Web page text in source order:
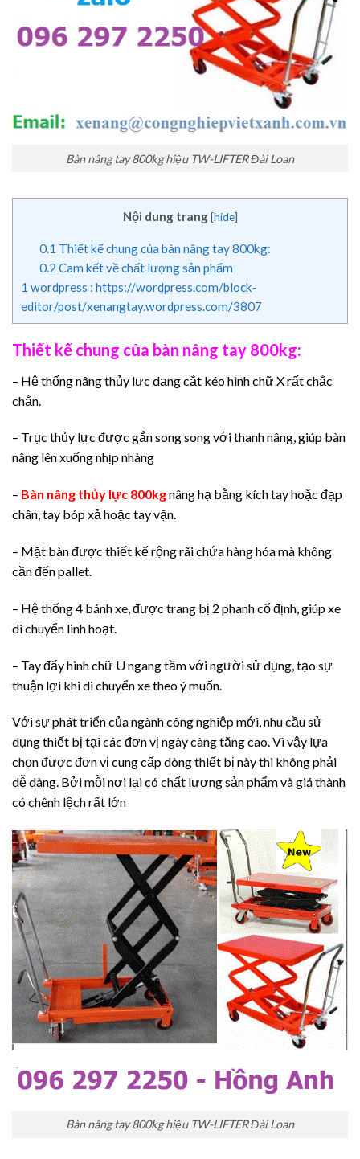
Bàn nâng tay 800kg hiệu TW-LIFTER Đài Loan
Nội dung trang [hide]
0.1 Thiết kế chung của bàn nâng tay 800kg:
0.2 Cam kết về chất lượng sản phẩm
1 wordpress : https://wordpress.com/block-
editor/post/xenangtay.wordpress.com/3807
Thiết kế chung của bàn nâng tay 800kg:
– Hệ thống nâng thủy lực dạng cắt kéo hình chữ X rất chắc
chắn.
– Trục thủy lực được gắn song song với thanh nâng, giúp bàn
nâng lên xuống nhịp nhàng
– Bàn nâng thủy lực 800kgnâng hạ bằng kích tay hoặc đạp
chân, tay bóp xả hoặc tay vặn.
– Mặt bàn được thiết kế rộng rãi chứa hàng hóa mà không
cần đến pallet.
– Hệ thống 4 bánh xe, được trang bị 2 phanh cố định, giúp xe
di chuyển linh hoạt.
– Tay đẩy hình chữ U ngang tầm với người sử dụng, tạo sự
thuận lợi khi di chuyển xe theo ý muốn.
Với sự phát triển của ngành công nghiệp mới, nhu cầu sử
dụng thiết bị tại các đơn vị ngày càng tăng cao. Vì vậy lựa
chọn được đơn vị cung cấp dòng thiết bị này thì không phải
dễ dàng. Bởi mỗi nơi lại có chất lượng sản phẩm và giá thành
có chênh lệch rất lớn
Bàn nâng tay 800kg hiệu TW-LIFTER Đài Loan